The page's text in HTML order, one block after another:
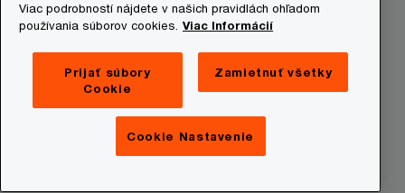
Ochrana osobných údajov
Prevádzkovatelia stránky
Digital Services Act Transparency
Viac podrobností nájdete v našich pravidlách ohľadom
používania súborov cookies. Viac Informácií
Prijať súbory
Cookie
Zamietnuť všetky
Cookie Nastavenie